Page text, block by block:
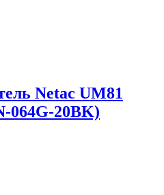
Netac UM81
064G-20BK)